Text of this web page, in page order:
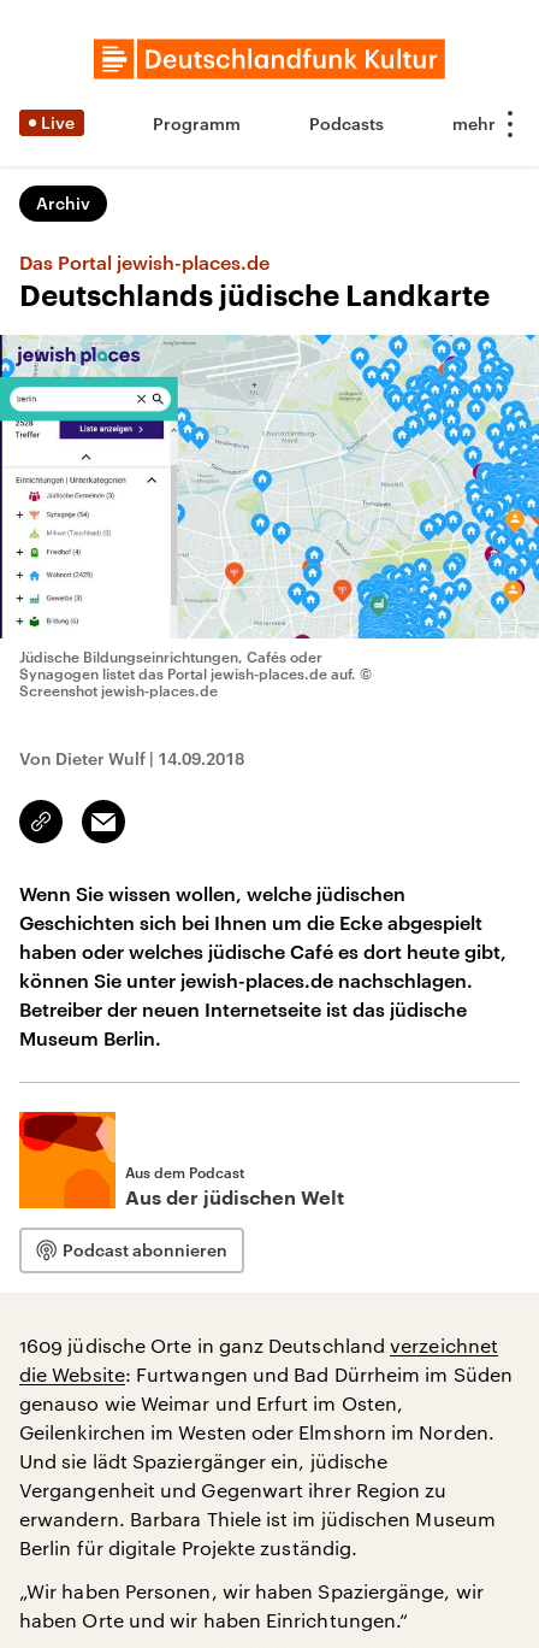
Live Programm Podcasts
Archiv
Das Portal jewish-places.de
Deutschlands jüdische Landkarte
Jüdische Bildungseinrichtungen, Cafés oder
Synagogen listet das Portal jewish-places.de auf. ©
Screenshot jewish-places.de
Von Dieter Wulf | 14.09.2018
Link
kopieren/teilen
Email
Wenn Sie wissen wollen, welche jüdischen
Geschichten sich bei Ihnen um die Ecke abgespielt
haben oder welches jüdische Café es dort heute gibt,
können Sie unter jewish-places.de nachschlagen.
Betreiber der neuen Internetseite ist das jüdische
Museum Berlin.
Aus dem Podcast
Aus der jüdischen Welt
Podcast abonnieren
1609 jüdische Orte in ganz Deutschlandverzeichnet
die Website: Furtwangen und Bad Dürrheim im Süden
genauso wie Weimar und Erfurt im Osten,
Geilenkirchen im Westen oder Elmshorn im Norden.
Und sie lädt Spaziergänger ein, jüdische
Vergangenheit und Gegenwart ihrer Region zu
erwandern. Barbara Thiele ist im jüdischen Museum
Berlin für digitale Projekte zuständig.
„Wir haben Personen, wir haben Spaziergänge, wir
haben Orte und wir haben Einrichtungen.“